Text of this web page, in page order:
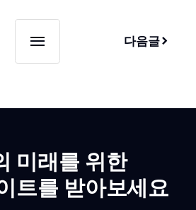
다음글
미래를 위한
트를 받아보세요